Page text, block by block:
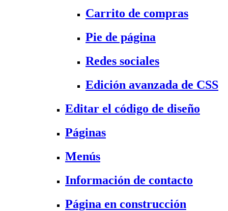
Carrito de compras
Pie de página
Redes sociales
Edición avanzada de CSS
Editar el código de diseño
Páginas
Menús
Información de contacto
Página en construcción